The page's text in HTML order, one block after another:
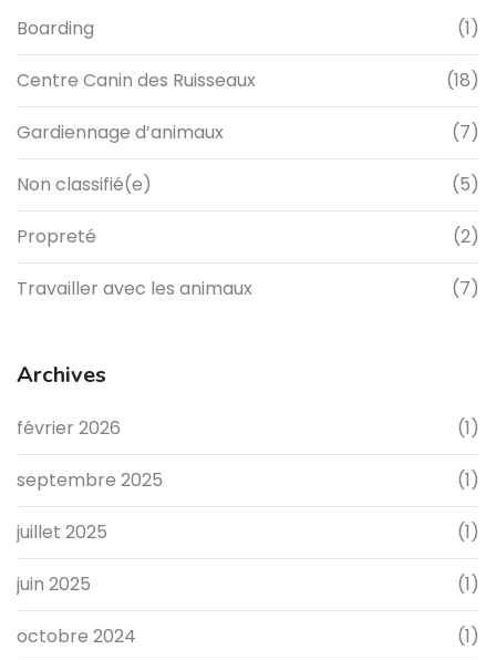
Boarding (1)
Centre Canin des Ruisseaux (18)
Gardiennage d’animaux (7)
Non classifié(e) (5)
Propreté (2)
Travailler avec les animaux (7)
Archives
février 2026 (1)
septembre 2025 (1)
juillet 2025 (1)
juin 2025 (1)
octobre 2024 (1)